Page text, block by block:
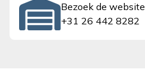
Bezoek de website
+31 26 442 8282